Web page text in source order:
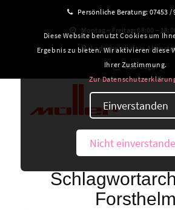
Persönliche Beratung: 07453
Montag – Freitag: 08:00 –
Ladengeschäft in
B2B-Login
Forsthelm
Diese Website benutzt Cookies um
Ergebnis zu bieten. Wir aktivieren diese
Ihrer Zustimmung.
Zur
Einverstanden
Nicht